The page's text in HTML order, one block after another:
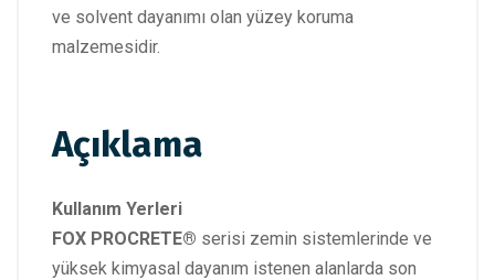
ve solvent dayanımı olan yüzey koruma
malzemesidir.
Açıklama
Kullanım Yerleri
FOX PROCRETE® serisi zemin sistemlerinde ve
yüksek kimyasal dayanım istenen alanlarda son